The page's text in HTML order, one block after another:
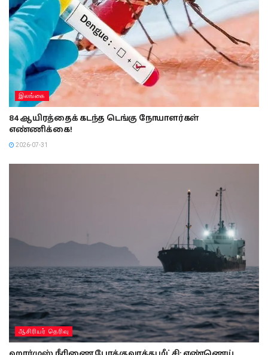
இலங்கை
84 ஆயிரத்தைக் கடந்த டெங்கு நோயாளர்கள்
எண்ணிக்கை!
2026-07-31
ஆசிரியர் தெரிவு